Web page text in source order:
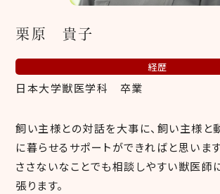
栗原 貴子
経歴
日本大学獣医学科 卒業
飼い主様との対話を大事に、飼い主様と
に暮らせるサポートができればと思います
ささないなことでも相談しやすい獣医師
張ります。